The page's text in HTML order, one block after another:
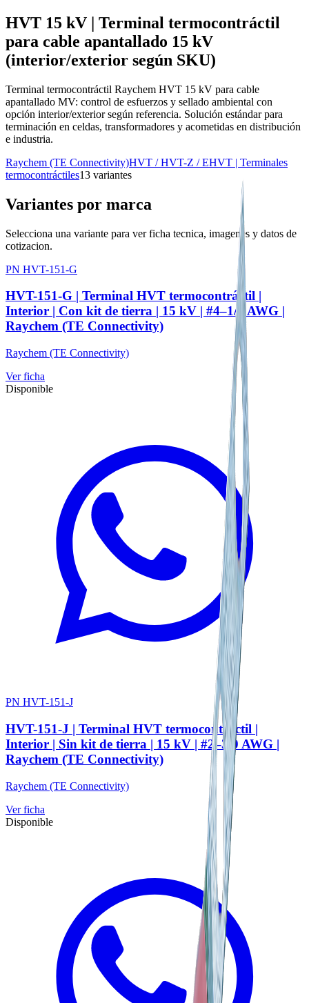
HVT 15 kV | Terminal termocontráctil
para cable apantallado 15 kV
(interior/exterior según SKU)
Terminal termocontráctil Raychem HVT 15 kV para cable
apantallado MV: control de esfuerzos y sellado ambiental con
opción interior/exterior según referencia. Solución estándar para
terminación en celdas, transformadores y acometidas en distribución
e industria.
Raychem (TE Connectivity)HVT / HVT-Z / EHVT | Terminales
termocontráctiles13 variantes
Variantes por marca
Selecciona una variante para ver ficha tecnica, imagenes y datos de
cotizacion.
PN HVT-151-G
HVT-151-G | Terminal HVT termocontráctil |
Interior | Con kit de tierra | 15 kV | #4–1/0 AWG |
Raychem (TE Connectivity)
Raychem (TE Connectivity)
Ver ficha
Disponible
PN HVT-151-J
HVT-151-J | Terminal HVT termocontráctil |
Interior | Sin kit de tierra | 15 kV | #2–3/0 AWG |
Raychem (TE Connectivity)
Raychem (TE Connectivity)
Ver ficha
Disponible